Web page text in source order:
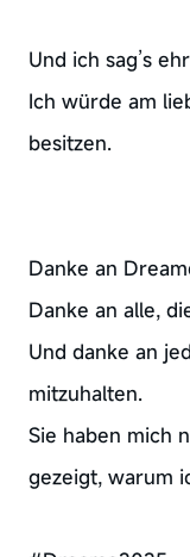
Und ich sag’s
Ich würde am
besitzen.
Danke an
Danke an alle,
Und danke an
mitzuhalten.
Sie haben mich
gezeigt, warum